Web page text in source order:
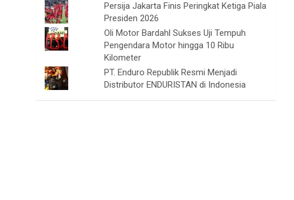
Persija Jakarta Finis Peringkat Ketiga Piala
Presiden 2026
Oli Motor Bardahl Sukses Uji Tempuh
Pengendara Motor hingga 10 Ribu
Kilometer
PT. Enduro Republik Resmi Menjadi
Distributor ENDURISTAN di Indonesia